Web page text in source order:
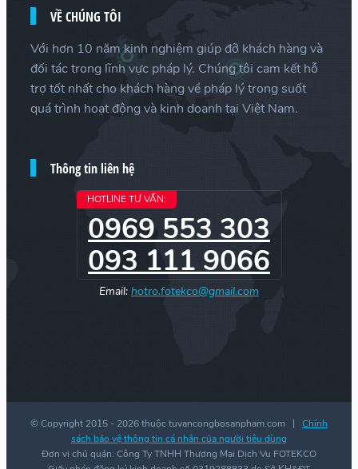
VỀ CHÚNG TÔI
Với hơn 10 năm kinh nghiệm giúp đỡ khách hàng và
đối tác trong lĩnh vực pháp lý. Chúng tôi cam kết hỗ
trợ tốt nhất cho khách hàng về pháp lý trong suốt
quá trình hoạt động và kinh doanh tại Việt Nam.
Thông tin liên hệ
HOTLINE TƯ VẤN:
0969 553 303
093 111 9066
Email: hotro.fotekco@gmail.com
© Copyright 2015 - 2026 thuộc tuvancongbosanpham.com | Chính
sách bảo vệ thông tin cá nhân của người tiêu dùng
Đơn vị chủ quản: Công Ty TNHH Thương Mại Dịch Vụ FOTEKCO